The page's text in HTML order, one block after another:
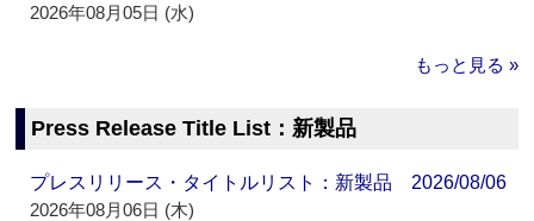
2026年08月05日 (水)
もっと見る »
Press Release Title List：新製品
プレスリリース・タイトルリスト：新製品 2026/08/06
2026年08月06日 (木)